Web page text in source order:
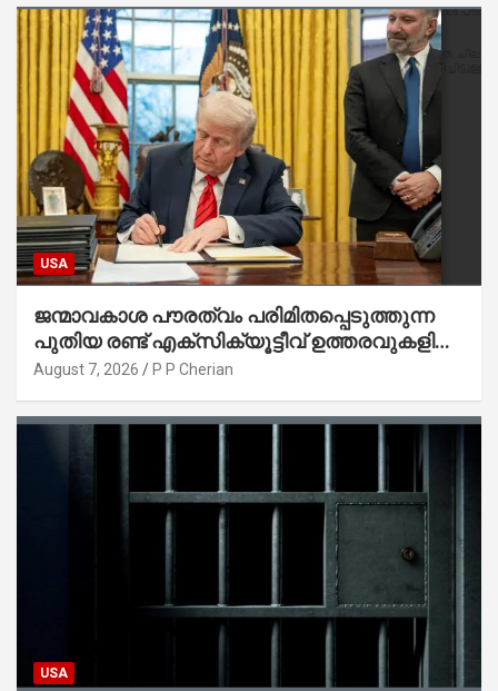
USA
ജന്മാവകാശ പൗരത്വം പരിമിതപ്പെടുത്തുന്ന
പുതിയ രണ്ട് എക്സിക്യൂട്ടീവ് ഉത്തരവുകളിൽ
ട്രംപ് ഒപ്പുവെച്ചു
August 7, 2026 P P Cherian
USA